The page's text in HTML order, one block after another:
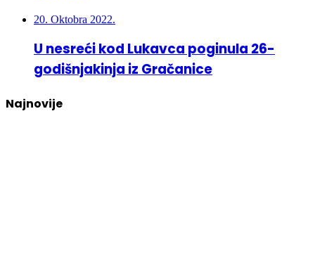
20. Oktobra 2022.
U nesreći kod Lukavca poginula 26-
godišnjakinja iz Gračanice
Najnovije